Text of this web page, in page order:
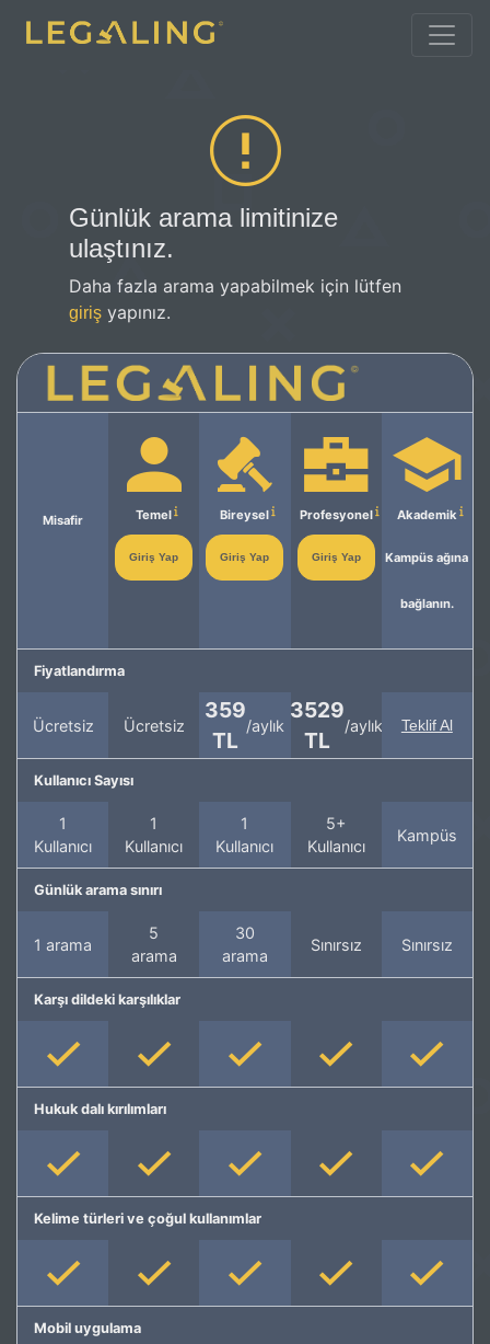
Günlük arama limitinize
ulaştınız.
Daha fazla arama yapabilmek için lütfen
giriş yapınız.
Misafir Temel
Giriş Yap
Bireysel
Giriş Yap
Profesyonel
Giriş Yap
Akademik
Kampüs ağına
bağlanın.
Fiyatlandırma
Ücretsiz Ücretsiz
359
TL
/aylık
3529
TL
/aylık Teklif Al
Kullanıcı Sayısı
1
Kullanıcı
1
Kullanıcı
1
Kullanıcı
5+
Kullanıcı
Kampüs
Günlük arama sınırı
1 arama
5
arama
30
arama
Sınırsız Sınırsız
Karşı dildeki karşılıklar
Hukuk dalı kırılımları
Kelime türleri ve çoğul kullanımlar
Mobil uygulama